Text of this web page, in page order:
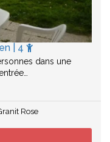
| 4
dans une
Rose